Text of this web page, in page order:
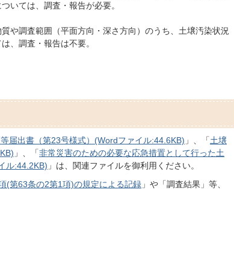
いては、調査・報告が必要。
や調査範囲（平面方向・深さ方向）のうち、土壌汚染状況
、調査・報告は不要。
届出書（第23号様式）(Wordファイル:44.6KB) 」、「土壌
」、「非常災害のための必要な応急措置として行った土
ル:44.2KB) 」は、関連ファイルを御利用ください。
(第63条の2第1項)の規定による記録 」や「調査結果」等、